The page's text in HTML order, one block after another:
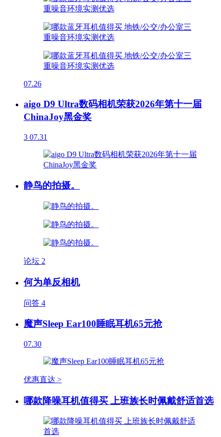
07.26
aigo D9 Ultra数码相机荣获2026年第十一届
ChinaJoy黑金奖
3 07.31
静鸟的拍摄。
论坛 2
何为单反相机
问答 4
魔声Sleep Ear100睡眠耳机65元抢
07.30
优惠直达 >
哪款降噪耳机值得买 上班族长时佩戴舒适首选